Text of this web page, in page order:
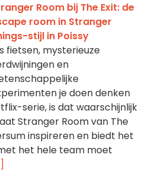
Room bij The Exit: de
room in Stranger
stijl in Poissy
fietsen, mysterieuze
en
je doen denken
serie, is dat waarschijnlijk
Stranger Room van The
inspireren en biedt het
het hele team moet